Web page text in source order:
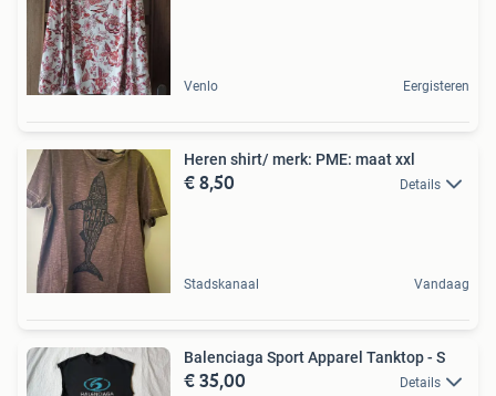
Venlo Eergisteren
Heren shirt/ merk: PME: maat xxl
€ 8,50 Details
Stadskanaal Vandaag
Balenciaga Sport Apparel Tanktop - S
€ 35,00 Details